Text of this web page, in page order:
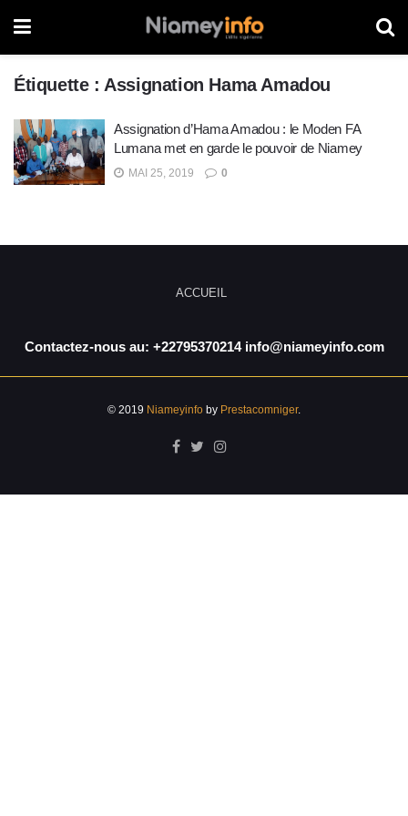
Étiquette : Assignation Hama Amadou
Assignation d’Hama Amadou : le Moden FA
Lumana met en garde le pouvoir de Niamey
MAI 25, 2019 0
ACCUEIL
Contactez-nous au: +22795370214 info@niameyinfo.com
© 2019 Niameyinfo by Prestacomniger.